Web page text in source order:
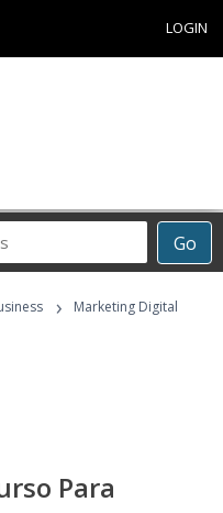
LOGIN
Go
›
Marketing Digital
Para